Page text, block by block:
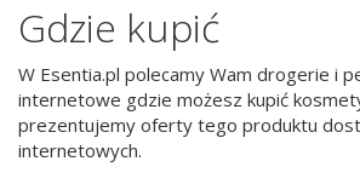
Gdzie kupić
W Esentia.pl polecamy Wam drogerie i
internetowe gdzie możesz kupić
prezentujemy oferty tego produktu
internetowych.